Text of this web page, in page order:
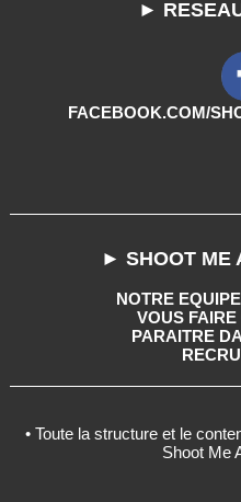
►
FACEBOOK.COM/
► SHOOT ME
NOTRE
VOUS
PARAITRE
• Toute la structure et le
Shoot Me